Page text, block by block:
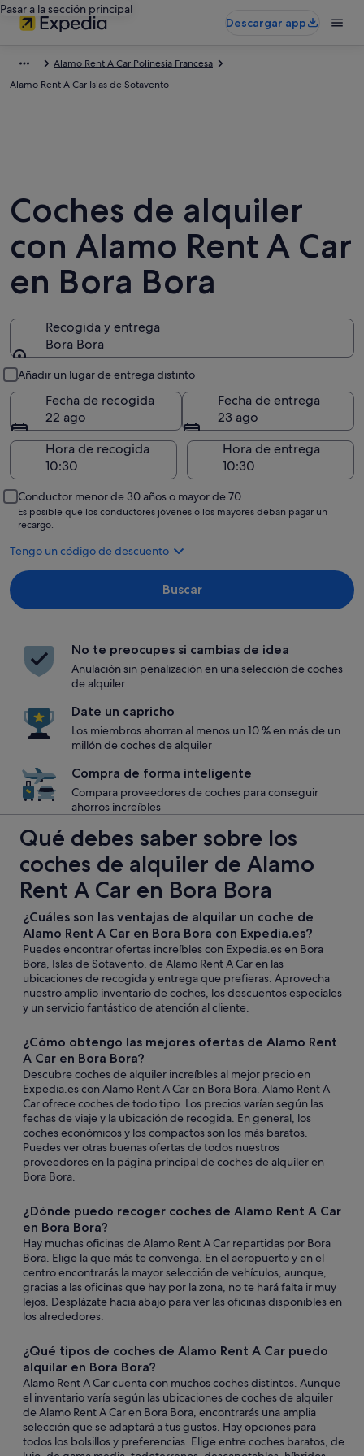
Pasar a la sección principal
Descargar app
Alamo Rent A Car Polinesia Francesa
Alamo Rent A Car Islas de Sotavento
Coches de alquiler
con Alamo Rent A Car
en Bora Bora
Recogida y entrega
Bora Bora
Añadir un lugar de entrega distinto
Fecha de recogida
22 ago
Fecha de entrega
23 ago
Hora de recogida
Hora de entrega
Conductor menor de 30 años o mayor de 70
Es posible que los conductores jóvenes o los mayores deban pagar un
recargo.
Tengo un código de descuento
Buscar
No te preocupes si cambias de idea
Anulación sin penalización en una selección de coches
de alquiler
Date un capricho
Los miembros ahorran al menos un 10 % en más de un
millón de coches de alquiler
Compra de forma inteligente
Compara proveedores de coches para conseguir
ahorros increíbles
Qué debes saber sobre los
coches de alquiler de Alamo
Rent A Car en Bora Bora
¿Cuáles son las ventajas de alquilar un coche de
Alamo Rent A Car en Bora Bora con Expedia.es?
Puedes encontrar ofertas increíbles con Expedia.es en Bora
Bora, Islas de Sotavento, de Alamo Rent A Car en las
ubicaciones de recogida y entrega que prefieras. Aprovecha
nuestro amplio inventario de coches, los descuentos especiales
y un servicio fantástico de atención al cliente.
¿Cómo obtengo las mejores ofertas de Alamo Rent
A Car en Bora Bora?
Descubre coches de alquiler increíbles al mejor precio en
Expedia.es con Alamo Rent A Car en Bora Bora. Alamo Rent A
Car ofrece coches de todo tipo. Los precios varían según las
fechas de viaje y la ubicación de recogida. En general, los
coches económicos y los compactos son los más baratos.
Puedes ver otras buenas ofertas de todos nuestros
proveedores en la página principal de coches de alquiler en
Bora Bora.
¿Dónde puedo recoger coches de Alamo Rent A Car
en Bora Bora?
Hay muchas oficinas de Alamo Rent A Car repartidas por Bora
Bora. Elige la que más te convenga. En el aeropuerto y en el
centro encontrarás la mayor selección de vehículos, aunque,
gracias a las oficinas que hay por la zona, no te hará falta ir muy
lejos. Desplázate hacia abajo para ver las oficinas disponibles en
los alrededores.
¿Qué tipos de coches de Alamo Rent A Car puedo
alquilar en Bora Bora?
Alamo Rent A Car cuenta con muchos coches distintos. Aunque
el inventario varía según las ubicaciones de coches de alquiler
de Alamo Rent A Car en Bora Bora, encontrarás una amplia
selección que se adaptará a tus gustos. Hay opciones para
todos los bolsillos y preferencias. Elige entre coches baratos, de